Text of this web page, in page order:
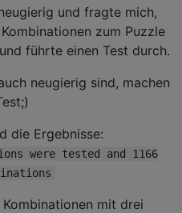
L.Count-1do
1then break;
und fragte mich,
zum Puzzle
führte einen Test durch.
neugierig sind, machen
die Ergebnisse:
were tested and 1166
mit drei